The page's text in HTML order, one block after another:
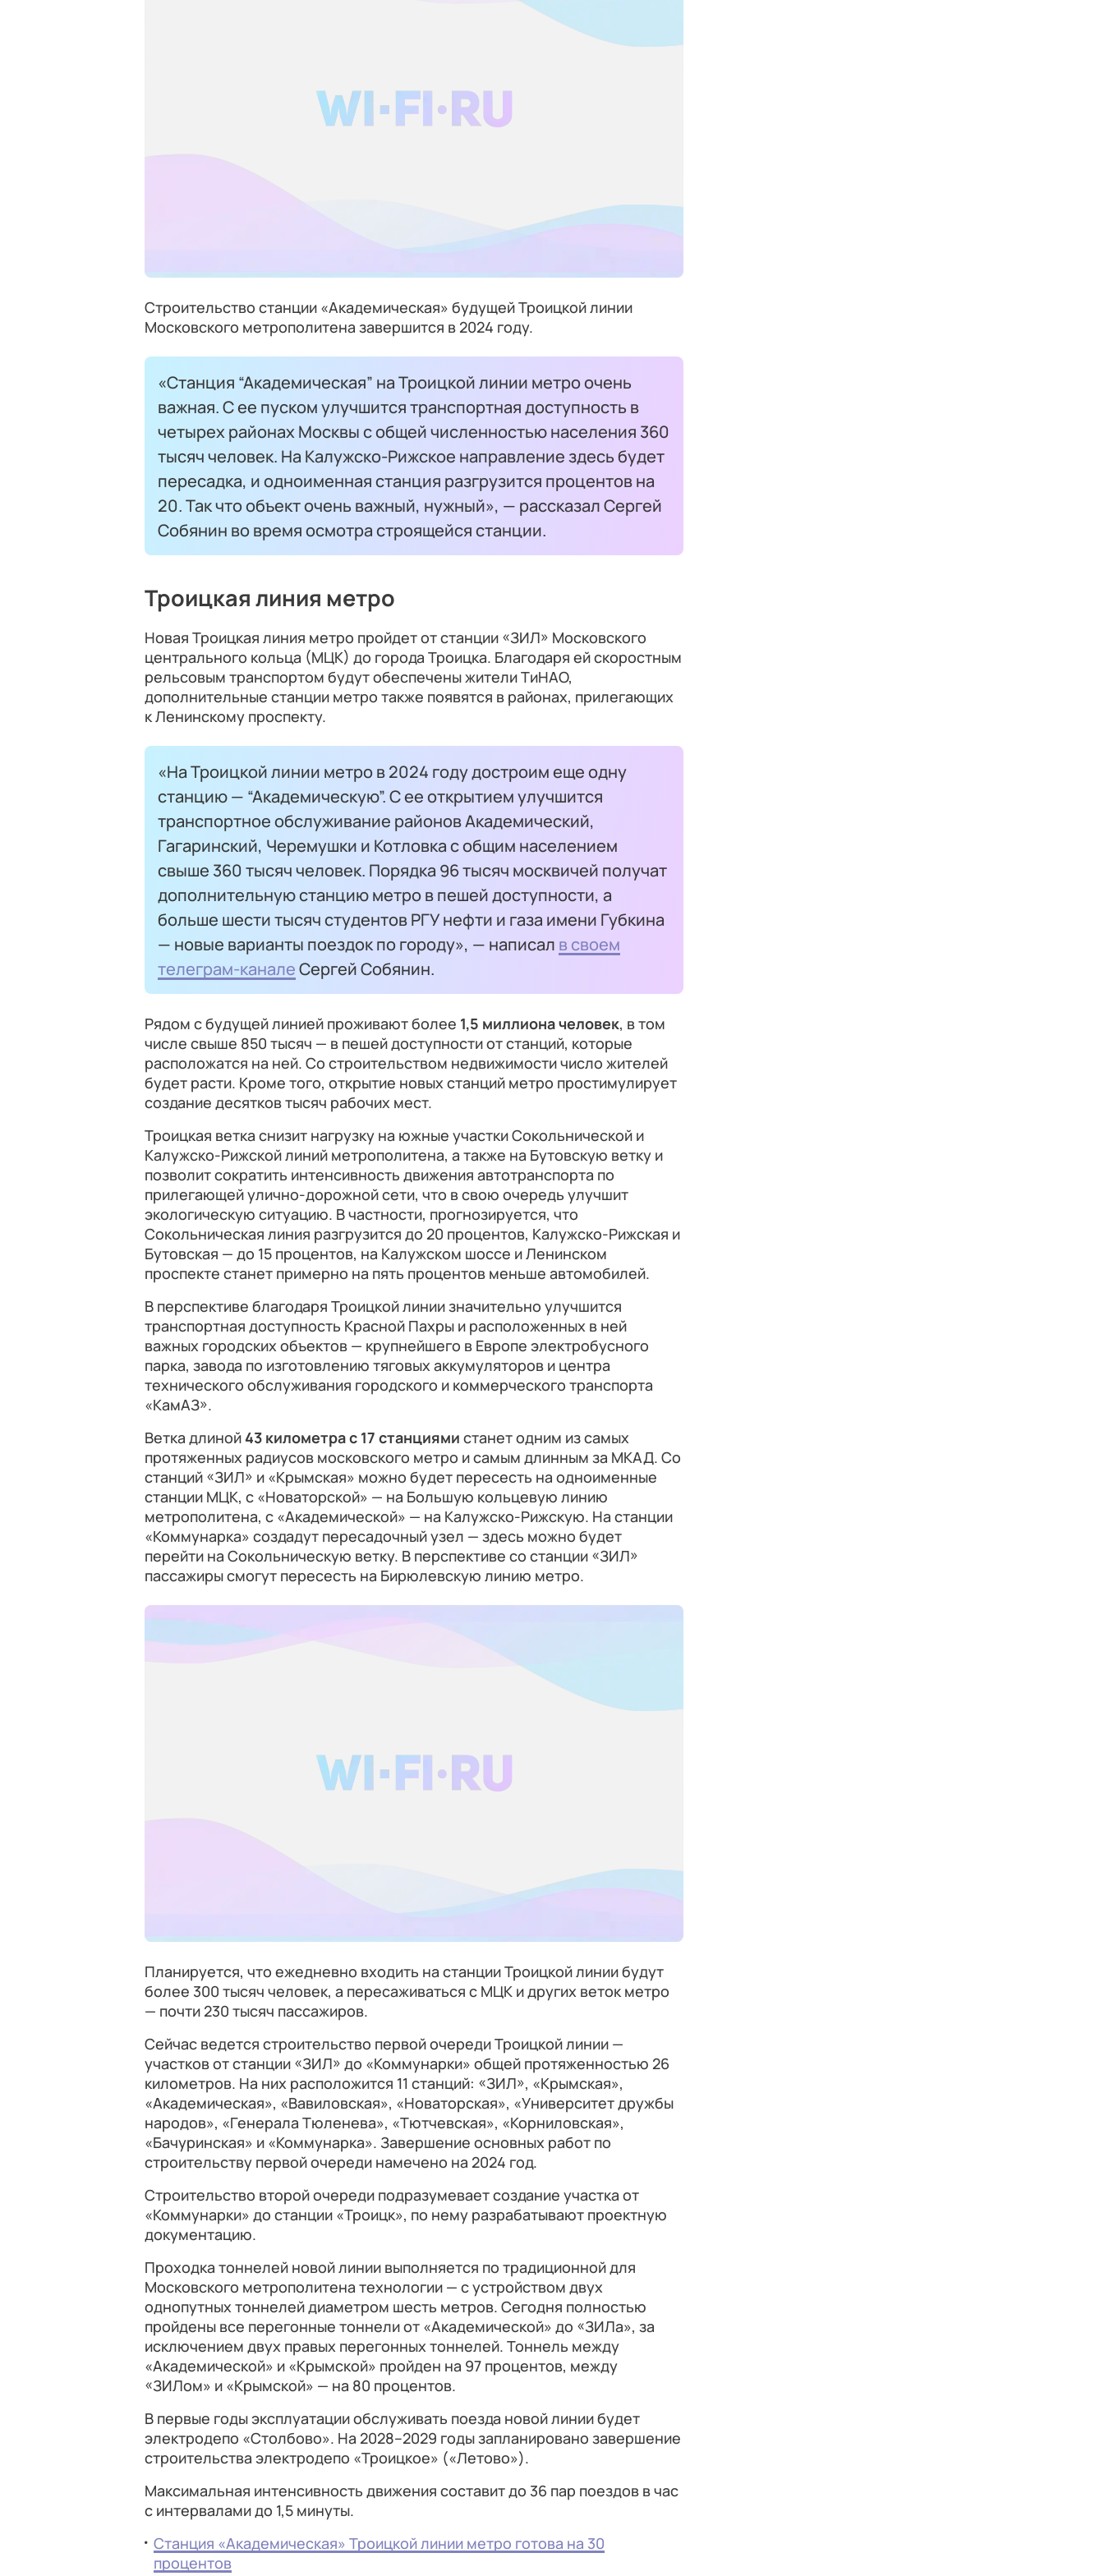
Строительство станции «Академическая» будущей Троицкой линии
Московского метрополитена завершится в 2024 году.
«Станция “Академическая” на Троицкой линии метро очень
важная. С ее пуском улучшится транспортная доступность в
четырех районах Москвы с общей численностью населения 360
тысяч человек. На Калужско-Рижское направление здесь будет
пересадка, и одноименная станция разгрузится процентов на
20. Так что объект очень важный, нужный», — рассказал Сергей
Собянин во время осмотра строящейся станции.
Троицкая линия метро
Новая Троицкая линия метро пройдет от станции «ЗИЛ» Московского
центрального кольца (МЦК) до города Троицка. Благодаря ей скоростным
рельсовым транспортом будут обеспечены жители ТиНАО,
дополнительные станции метро также появятся в районах, прилегающих
к Ленинскому проспекту.
«На Троицкой линии метро в 2024 году достроим еще одну
станцию — “Академическую”. С ее открытием улучшится
транспортное обслуживание районов Академический,
Гагаринский, Черемушки и Котловка с общим населением
свыше 360 тысяч человек. Порядка 96 тысяч москвичей получат
дополнительную станцию метро в пешей доступности, а
больше шести тысяч студентов РГУ нефти и газа имени Губкина
— новые варианты поездок по городу», — написал в своем
телеграм-каналеСергей Собянин.
Рядом с будущей линией проживают более 1,5 миллиона человек, в том
числе свыше 850 тысяч — в пешей доступности от станций, которые
расположатся на ней. Со строительством недвижимости число жителей
будет расти. Кроме того, открытие новых станций метро простимулирует
создание десятков тысяч рабочих мест.
Троицкая ветка снизит нагрузку на южные участки Сокольнической и
Калужско-Рижской линий метрополитена, а также на Бутовскую ветку и
позволит сократить интенсивность движения автотранспорта по
прилегающей улично-дорожной сети, что в свою очередь улучшит
экологическую ситуацию. В частности, прогнозируется, что
Сокольническая линия разгрузится до 20 процентов, Калужско-Рижская и
Бутовская — до 15 процентов, на Калужском шоссе и Ленинском
проспекте станет примерно на пять процентов меньше автомобилей.
В перспективе благодаря Троицкой линии значительно улучшится
транспортная доступность Красной Пахры и расположенных в ней
важных городских объектов — крупнейшего в Европе электробусного
парка, завода по изготовлению тяговых аккумуляторов и центра
технического обслуживания городского и коммерческого транспорта
«КамАЗ».
Ветка длиной 43 километра с 17 станциями станет одним из самых
протяженных радиусов московского метро и самым длинным за МКАД. Со
станций «ЗИЛ» и «Крымская» можно будет пересесть на одноименные
станции МЦК, с «Новаторской» — на Большую кольцевую линию
метрополитена, с «Академической» — на Калужско-Рижскую. На станции
«Коммунарка» создадут пересадочный узел — здесь можно будет
перейти на Сокольническую ветку. В перспективе со станции «ЗИЛ»
пассажиры смогут пересесть на Бирюлевскую линию метро.
Планируется, что ежедневно входить на станции Троицкой линии будут
более 300 тысяч человек, а пересаживаться с МЦК и других веток метро
— почти 230 тысяч пассажиров.
Сейчас ведется строительство первой очереди Троицкой линии —
участков от станции «ЗИЛ» до «Коммунарки» общей протяженностью 26
километров. На них расположится 11 станций: «ЗИЛ», «Крымская»,
«Академическая», «Вавиловская», «Новаторская», «Университет дружбы
народов», «Генерала Тюленева», «Тютчевская», «Корниловская»,
«Бачуринская» и «Коммунарка». Завершение основных работ по
строительству первой очереди намечено на 2024 год.
Строительство второй очереди подразумевает создание участка от
«Коммунарки» до станции «Троицк», по нему разрабатывают проектную
документацию.
Проходка тоннелей новой линии выполняется по традиционной для
Московского метрополитена технологии — с устройством двух
однопутных тоннелей диаметром шесть метров. Сегодня полностью
пройдены все перегонные тоннели от «Академической» до «ЗИЛа», за
исключением двух правых перегонных тоннелей. Тоннель между
«Академической» и «Крымской» пройден на 97 процентов, между
«ЗИЛом» и «Крымской» — на 80 процентов.
В первые годы эксплуатации обслуживать поезда новой линии будет
электродепо «Столбово». На 2028–2029 годы запланировано завершение
строительства электродепо «Троицкое» («Летово»).
Максимальная интенсивность движения составит до 36 пар поездов в час
с интервалами до 1,5 минуты.
Станция «Академическая» Троицкой линии метро готова на 30
процентов